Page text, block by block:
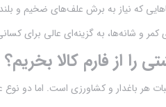
که نیاز به برش علف‌های ضخیم و
و شانه‌ها، به گزینه‌ای عالی برای
را از فارم کالا بخریم؟
هر باغدار و کشاورزی است. اما دو